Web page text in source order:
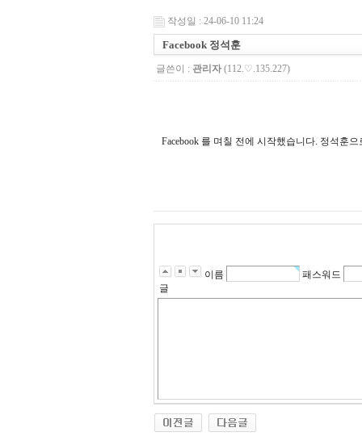
작성일 : 24-06-10 11:24
Facebook 정석훈
글쓴이 : 관리자 (112.♡.135.227)
Facebook 를 며칠 전에 시작했습니다. 정석훈
이름
패스워드
글